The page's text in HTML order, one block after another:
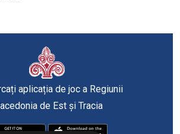
aplicația de joc a Regiunii
de Est și Tracia